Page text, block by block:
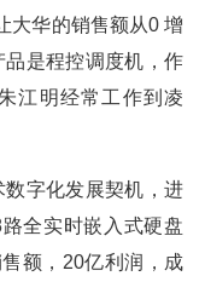
大华的销售额从0 增
是程控调度机，作
江明经常工作到凌
字化发展契机，进
全实时嵌入式硬盘
额，20亿利润，成